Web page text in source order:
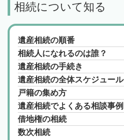
相続について知る
遺産相続の順番
相続人になれるのは誰？
遺産相続の手続き
遺産相続の全体スケジュール
戸籍の集め方
遺産相続でよくある相談事例
借地権の相続
数次相続